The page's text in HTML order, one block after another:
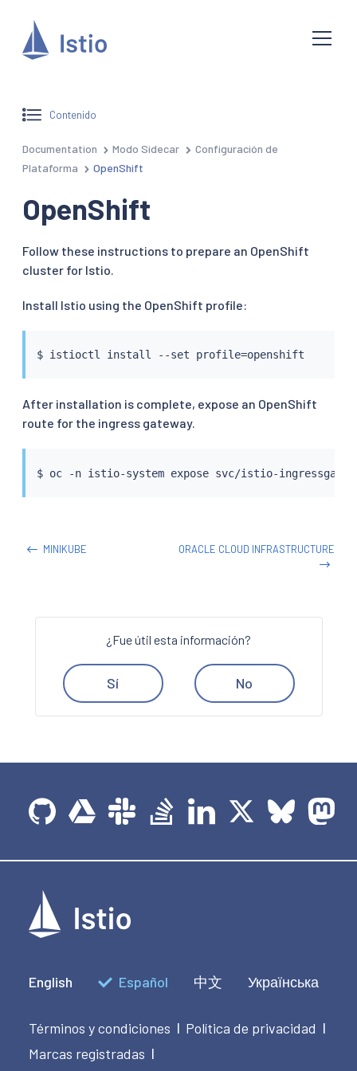
Contenido
Documentation Modo Sidecar
Configuración de
Plataforma
OpenShift
OpenShift
Follow these instructions to prepare an OpenShift
cluster for Istio.
Install Istio using the OpenShift profile:
$ istioctl install --set profile=
After installation is complete, expose an OpenShift
route for the ingress gateway.
$ oc -n istio-system expose svc/istio-
MINIKUBE ORACLE CLOUD INFRASTRUCTURE
¿Fue útil esta información?
Sí No
English Español 中文 Українська
Términos y condiciones | Política de privacidad |
Marcas registradas |